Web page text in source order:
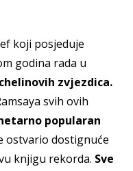
koji posjeduje
godina rada u
zvjezdica.
svih ovih
popularan
ostvario dostignuće
knjigu rekorda. Sve